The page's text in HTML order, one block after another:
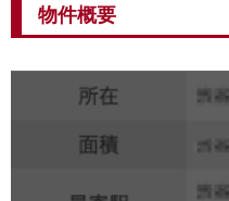
物件概要